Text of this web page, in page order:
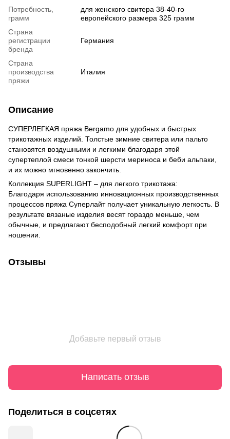
Потребность,
грамм
для женского свитера 38-40-го
европейского размера 325 грамм
Страна
регистрации
бренда
Германия
Страна
производства
пряжи
Италия
Описание
СУПЕРЛЕГКАЯ пряжа Bergamo для удобных и быстрых
трикотажных изделий. Толстые зимние свитера или пальто
становятся воздушными и легкими благодаря этой
супертеплой смеси тонкой шерсти мериноса и беби альпаки,
и их можно мгновенно закончить.
Коллекция SUPERLIGHT – для легкого трикотажа:
Благодаря использованию инновационных производственных
процессов пряжа Суперлайт получает уникальную легкость. В
результате вязаные изделия весят гораздо меньше, чем
обычные, и предлагают бесподобный легкий комфорт при
ношении.
Отзывы
Добавьте первый отзыв
Написать отзыв
Поделиться в соцсетях